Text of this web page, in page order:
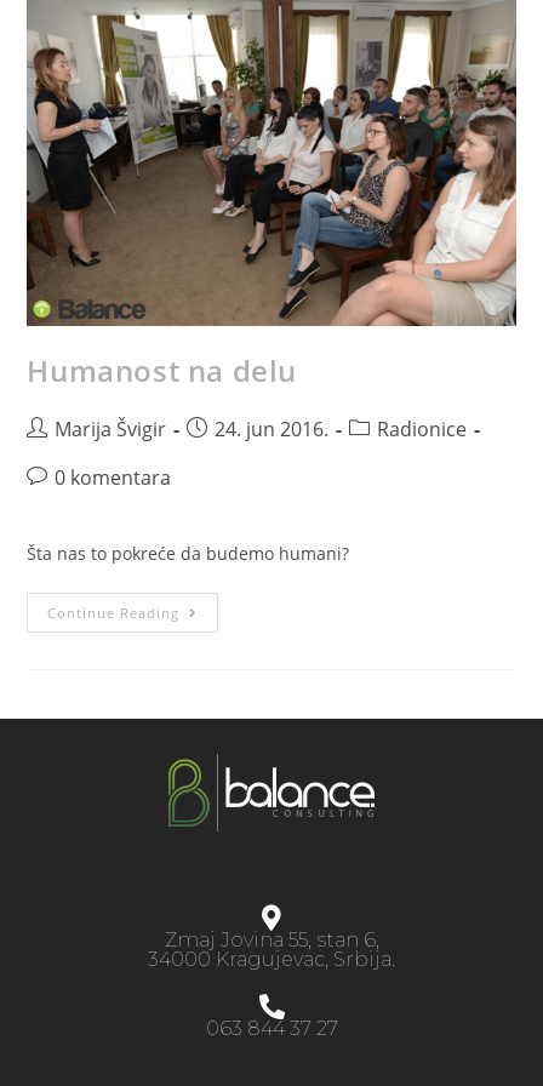
Humanost na delu
Marija Švigir 24. jun 2016.
Radionice
0 komentara
Šta nas to pokreće da budemo humani?
Continue Reading
Zmaj Jovina 55, stan 6,
34000 Kragujevac, Srbija.
063 844 37 27